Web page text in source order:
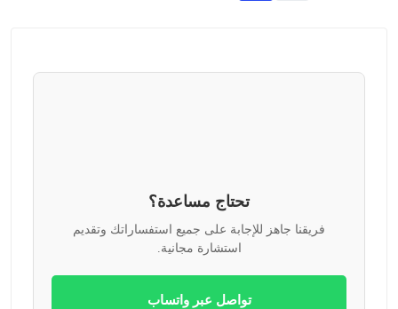
تحتاج مساعدة؟
فريقنا جاهز للإجابة على جميع استفساراتك وتقديم
استشارة مجانية.
تواصل عبر واتساب